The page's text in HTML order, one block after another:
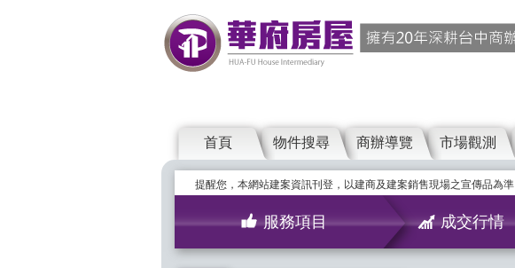
首頁 物件搜尋 商辦導覽 市場觀測
提醒您，本網站建案資訊刊登，以建商及建案銷售現場之宣傳品為準
服務項目 成交行情